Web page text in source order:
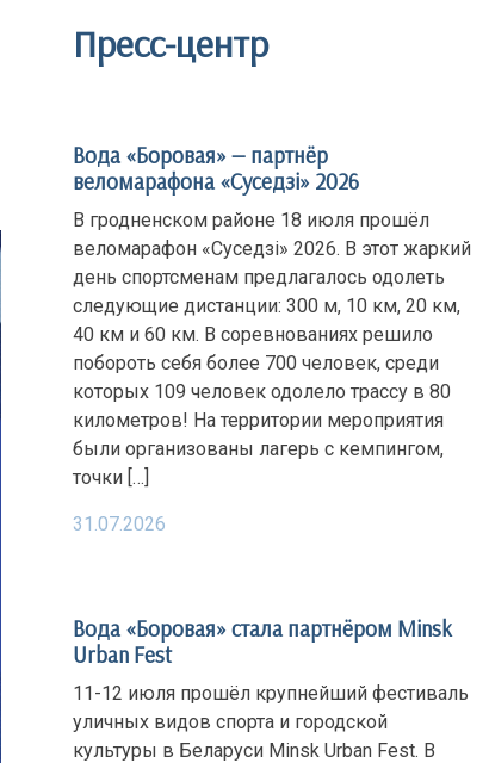
Пресс-центр
Вода «Боровая» — партнёр
веломарафона «Суседзi» 2026
В гродненском районе 18 июля прошёл
веломарафон «Суседзi» 2026. В этот жаркий
день спортсменам предлагалось одолеть
следующие дистанции: 300 м, 10 км, 20 км,
40 км и 60 км. В соревнованиях решило
побороть себя более 700 человек, среди
которых 109 человек одолело трассу в 80
километров! На территории мероприятия
были организованы лагерь с кемпингом,
точки […]
31.07.2026
Вода «Боровая» стала партнёром Minsk
Urban Fest
11-12 июля прошёл крупнейший фестиваль
уличных видов спорта и городской
культуры в Беларуси Minsk Urban Fest. В